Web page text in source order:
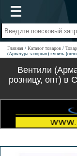
Главная Каталог товаров
(Арматура запорная) купить
Вентили
розницу, опт)